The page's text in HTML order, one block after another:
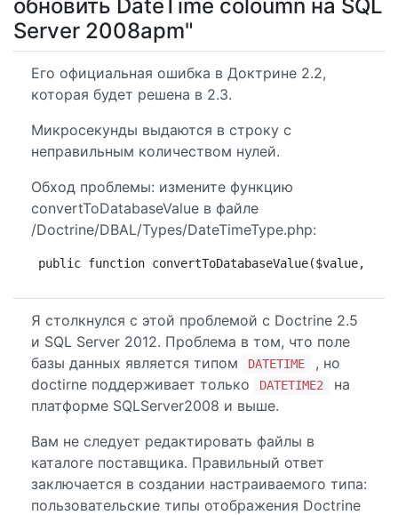
обновить DateTime coloumn на SQL
Server 2008apm"
Его официальная ошибка в Доктрине 2.2,
которая будет решена в 2.3.
Микросекунды выдаются в строку с
неправильным количеством нулей.
Обход проблемы: измените функцию
convertToDatabaseValue в файле
/Doctrine/DBAL/Types/DateTimeType.php:
public function convertToDatabaseValue($value,
Я столкнулся с этой проблемой с Doctrine 2.5
и SQL Server 2012. Проблема в том, что поле
базы данных является типом
DATETIME
, но
doctirne поддерживает только
DATETIME2
на
платформе SQLServer2008 и выше.
Вам не следует редактировать файлы в
каталоге поставщика. Правильный ответ
заключается в создании настраиваемого типа:
пользовательские типы отображения Doctrine